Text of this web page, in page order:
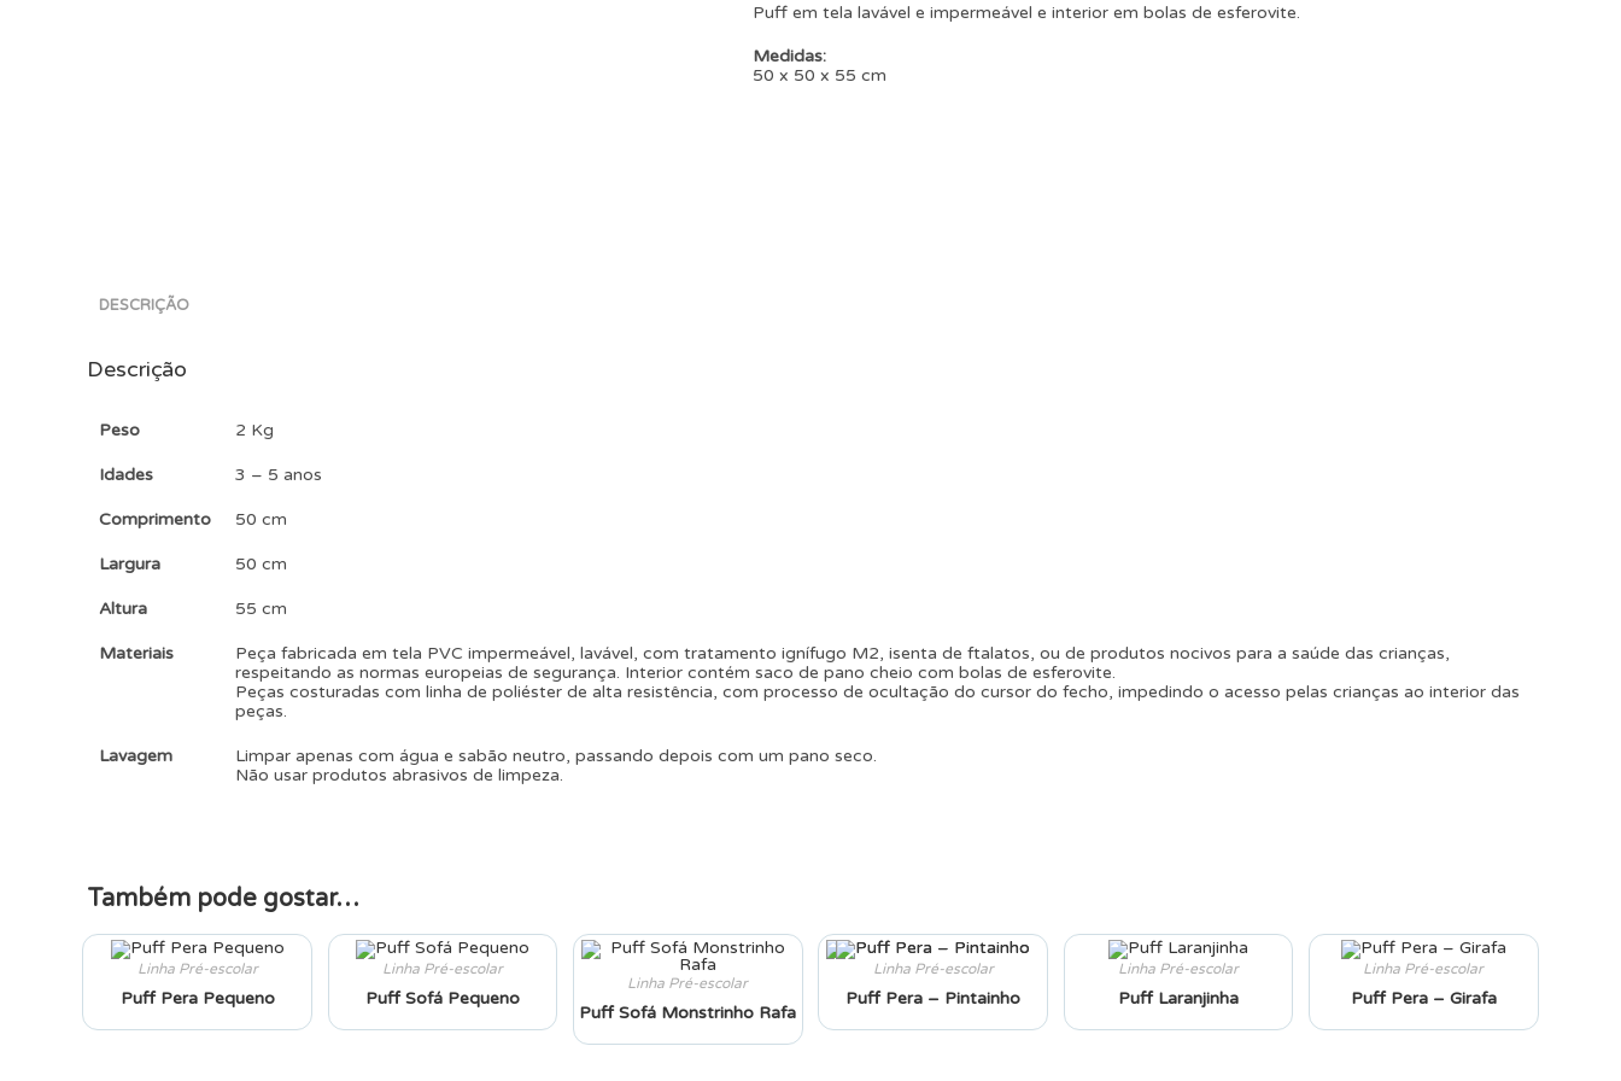
Puff em tela lavável e impermeável e interior em bolas de esferovite.
Medidas:
50 x 50 x 55 cm
DESCRIÇÃO
Descrição
Peso 2 Kg
Idades 3 – 5 anos
Comprimento 50 cm
Largura 50 cm
Altura 55 cm
Materiais
Peça fabricada em tela PVC impermeável, lavável, com tratamento ignífugo M2, isenta de ftalatos, ou de produtos nocivos para a saúde das crianças,
respeitando as normas europeias de segurança. Interior contém saco de pano cheio com bolas de esferovite.
Peças costuradas com linha de poliéster de alta resistência, com processo de ocultação do cursor do fecho, impedindo o acesso pelas crianças ao interior das
peças.
Lavagem
Limpar apenas com água e sabão neutro, passando depois com um pano seco.
Não usar produtos abrasivos de limpeza.
Também pode gostar…
Linha Pré-escolar
Puff Pera Pequeno
Linha Pré-escolar
Puff Sofá Pequeno
Linha Pré-escolar
Puff Sofá Monstrinho Rafa
Linha Pré-escolar
Puff Pera – Pintainho
Linha Pré-escolar
Puff Laranjinha
Linha Pré-escolar
Puff Pera – Girafa